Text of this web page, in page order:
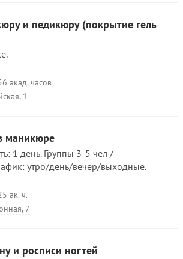
и педикюру (покрытие гель
акад. часов
1
маникюре
1 день. Группы 3-5 чел /
утро/день/вечер/выходные.
ак. ч.
7
и росписи ногтей